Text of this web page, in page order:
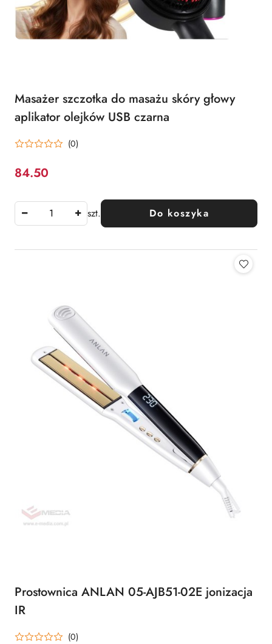
Masażer szczotka do masażu skóry głowy
aplikator olejków USB czarna
(0)
Cena:
84.50
szt. Do koszyka
Prostownica ANLAN 05-AJB51-02E jonizacja
IR
(0)